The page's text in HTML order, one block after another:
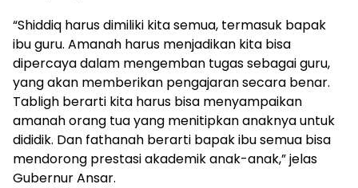
“Shiddiq harus dimiliki kita semua, termasuk bapak
ibu guru. Amanah harus menjadikan kita bisa
dipercaya dalam mengemban tugas sebagai guru,
yang akan memberikan pengajaran secara benar.
Tabligh berarti kita harus bisa menyampaikan
amanah orang tua yang menitipkan anaknya untuk
dididik. Dan fathanah berarti bapak ibu semua bisa
mendorong prestasi akademik anak-anak,” jelas
Gubernur Ansar.